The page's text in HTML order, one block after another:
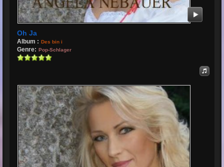
Oh Ja
Album : Des bin i
Genre: Pop-Schlager